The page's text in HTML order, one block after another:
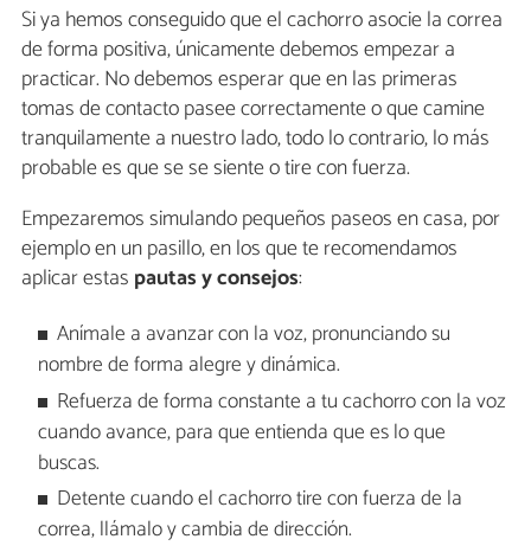
Si ya hemos conseguido que el cachorro asocie la correa
de forma positiva, únicamente debemos empezar a
practicar. No debemos esperar que en las primeras
tomas de contacto pasee correctamente o que camine
tranquilamente a nuestro lado, todo lo contrario, lo más
probable es que se se siente o tire con fuerza.
Empezaremos simulando pequeños paseos en casa, por
ejemplo en un pasillo, en los que te recomendamos
aplicar estas pautas y consejos:
Anímale a avanzar con la voz, pronunciando su
nombre de forma alegre y dinámica.
Refuerza de forma constante a tu cachorro con la voz
cuando avance, para que entienda que es lo que
buscas.
Detente cuando el cachorro tire con fuerza de la
correa, llámalo y cambia de dirección.